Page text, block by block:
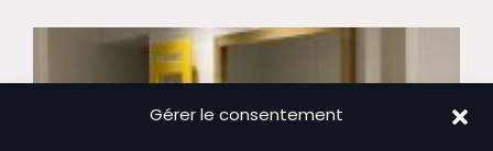
Gérer le consentement